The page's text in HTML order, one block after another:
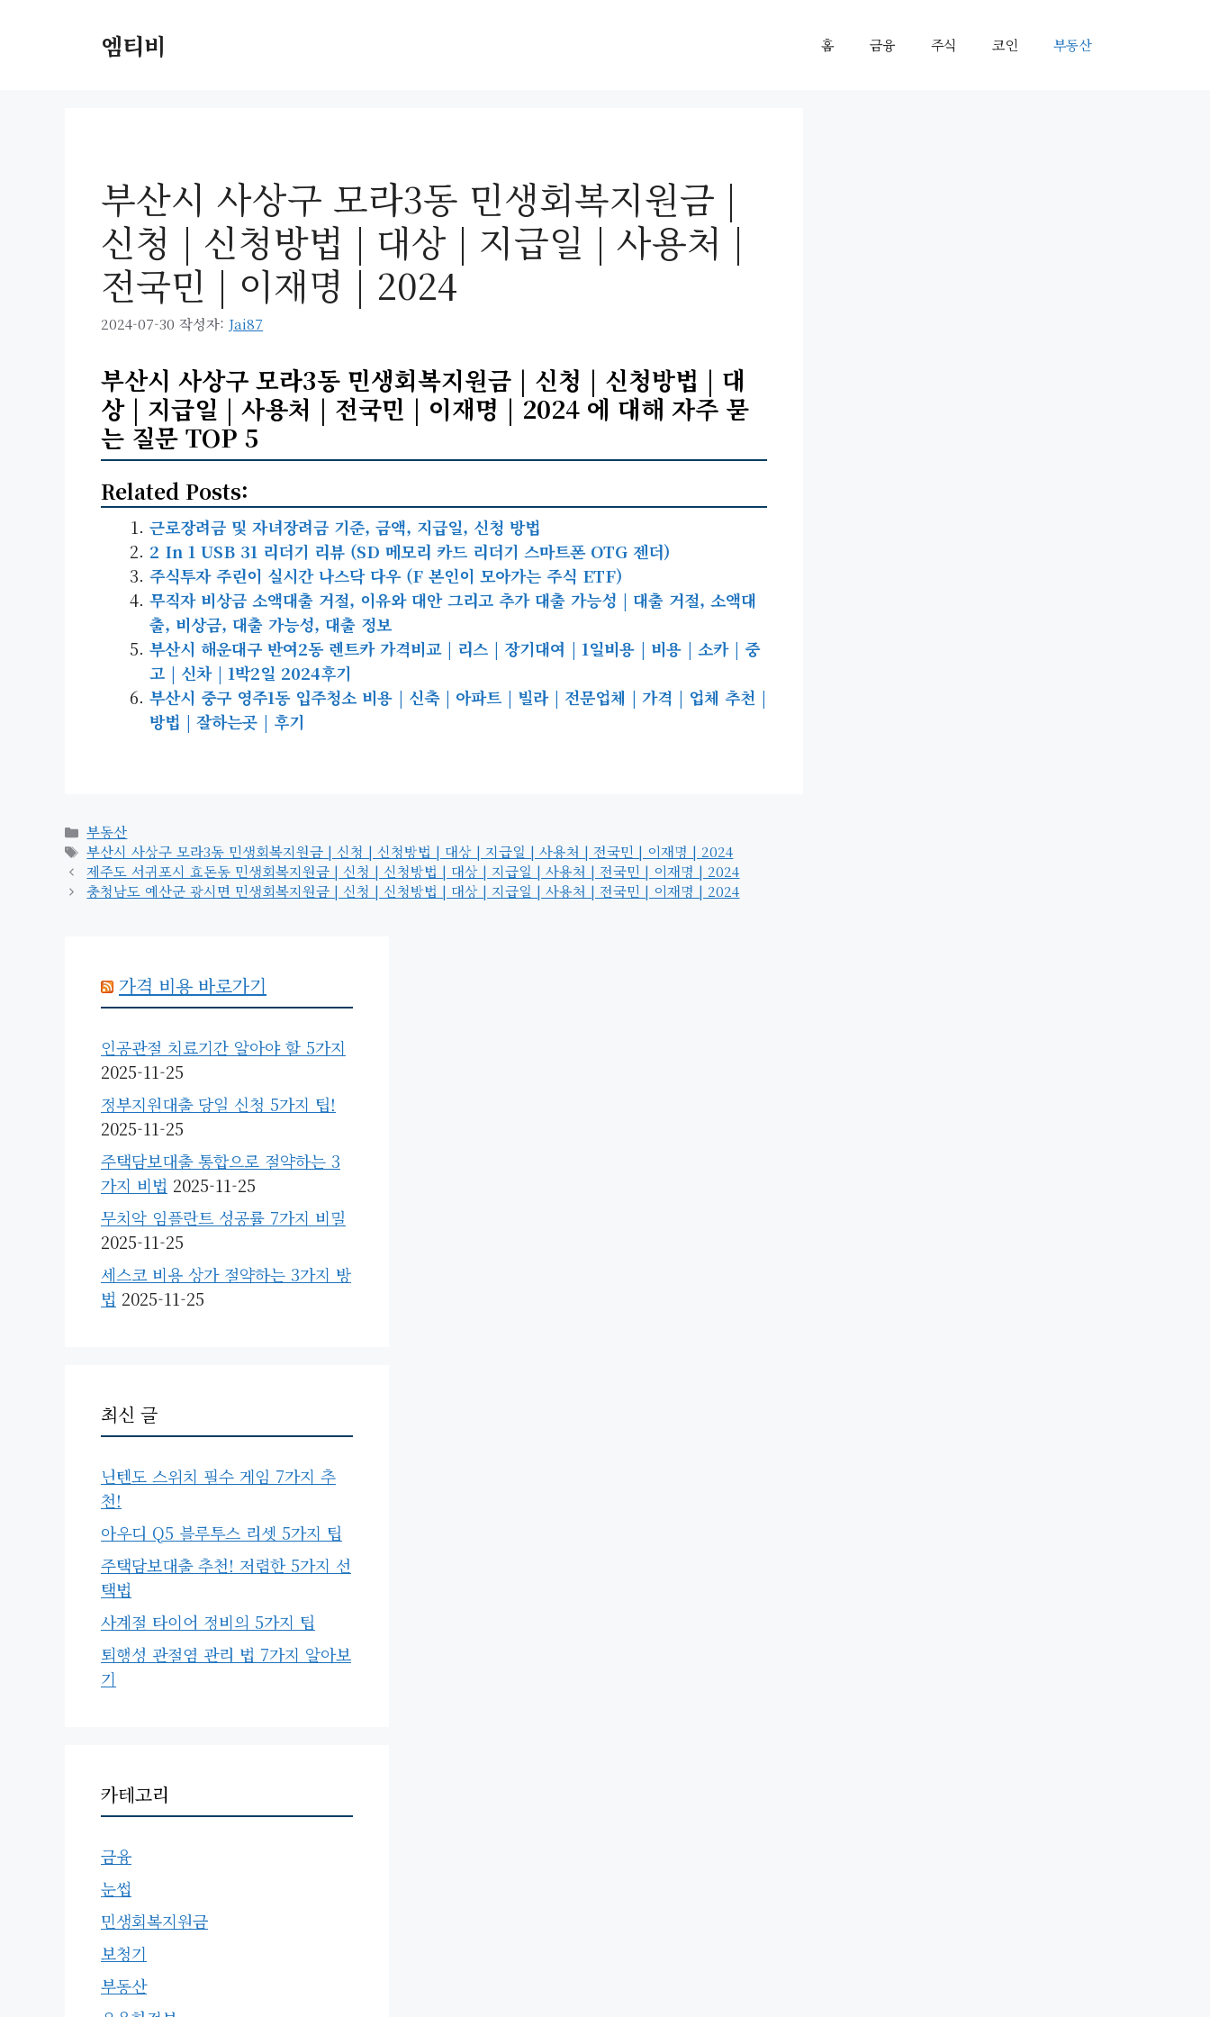
엠티비 홈 금융 주식 코인 부동산
부산시 사상구 모라3동 민생회복지원금 |
신청 | 신청방법 | 대상 | 지급일 | 사용처 |
전국민 | 이재명 | 2024
2024-07-30 작성자: Jai87
부산시 사상구 모라3동 민생회복지원금 | 신청 | 신청방법 | 대
상 | 지급일 | 사용처 | 전국민 | 이재명 | 2024 에 대해 자주 묻
는 질문 TOP 5
Related Posts:
근로장려금 및 자녀장려금 기준, 금액, 지급일, 신청 방법
2 In 1 USB 31 리더기 리뷰 (SD 메모리 카드 리더기 스마트폰 OTG 젠더)
주식투자 주린이 실시간 나스닥 다우 (f 본인이 모아가는 주식 ETF)
무직자 비상금 소액대출 거절, 이유와 대안 그리고 추가 대출 가능성 | 대출 거절, 소액대
출, 비상금, 대출 가능성, 대출 정보
부산시 해운대구 반여2동 렌트카 가격비교 | 리스 | 장기대여 | 1일비용 | 비용 | 소카 | 중
고 | 신차 | 1박2일 2024후기
부산시 중구 영주1동 입주청소 비용 | 신축 | 아파트 | 빌라 | 전문업체 | 가격 | 업체 추천 |
방법 | 잘하는곳 | 후기
카
테
고
리
부동산
태
그
부산시 사상구 모라3동 민생회복지원금 | 신청 | 신청방법 | 대상 | 지급일 | 사용처 | 전국민 | 이재명 | 2024
제주도 서귀포시 효돈동 민생회복지원금 | 신청 | 신청방법 | 대상 | 지급일 | 사용처 | 전국민 | 이재명 | 2024
충청남도 예산군 광시면 민생회복지원금 | 신청 | 신청방법 | 대상 | 지급일 | 사용처 | 전국민 | 이재명 | 2024
가격 비용 바로가기
인공관절 치료기간 알아야 할 5가지
2025-11-25
정부지원대출 당일 신청 5가지 팁!
2025-11-25
주택담보대출 통합으로 절약하는 3
가지 비법 2025-11-25
무치악 임플란트 성공률 7가지 비밀
2025-11-25
세스코 비용 상가 절약하는 3가지 방
법 2025-11-25
최신 글
닌텐도 스위치 필수 게임 7가지 추
천!
아우디 Q5 블루투스 리셋 5가지 팁
주택담보대출 추천! 저렴한 5가지 선
택법
사계절 타이어 정비의 5가지 팁
퇴행성 관절염 관리 법 7가지 알아보
기
카테고리
금융
눈썹
민생회복지원금
보청기
부동산